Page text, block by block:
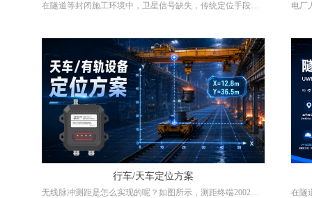
在隧道等封闭施工环境中，卫星信号缺失，传统定位手段失
实现10-30厘米级高精度定位，并具备强抗多径干扰和穿透能
力，成为隧道人员定位的理想方案。
电厂
作业
分析
行车/天车定位方案
无线脉冲测距是怎么实现的呢？如图所示，测距终端2002，
在隧